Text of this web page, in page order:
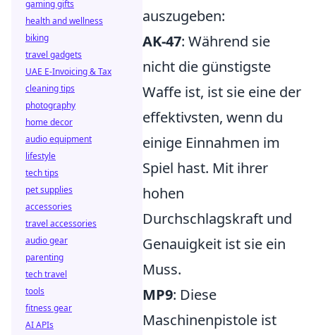
auszugeben:
AK-47: Während sie
nicht die günstigste
Waffe ist, ist sie eine der
effektivsten, wenn du
einige Einnahmen im
Spiel hast. Mit ihrer
hohen
Durchschlagskraft und
Genauigkeit ist sie ein
Muss.
MP9: Diese
Maschinenpistole ist
gaming gifts
health and wellness
biking
travel gadgets
UAE E-Invoicing & Tax
cleaning tips
photography
home decor
audio equipment
lifestyle
tech tips
pet supplies
accessories
travel accessories
audio gear
parenting
tech travel
tools
fitness gear
AI APIs